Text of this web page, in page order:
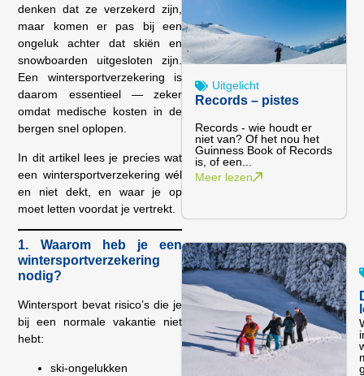
denken dat ze verzekerd zijn,
maar komen er pas bij een
ongeluk achter dat skiën en
snowboarden uitgesloten zijn.
Een wintersportverzekering is
daarom essentieel — zeker
omdat medische kosten in de
bergen snel oplopen.
In dit artikel lees je precies wat
een wintersportverzekering wél
en niet dekt, en waar je op
moet letten voordat je vertrekt.
1. Waarom heb je een
wintersportverzekering
nodig?
Wintersport bevat risico’s die je
bij een normale vakantie niet
hebt:
ski-ongelukken
Uitgelicht
Records – pistes
Records - wie houdt er
niet van? Of het nou het
Guinness Book of Records
is, of een...
Meer lezen